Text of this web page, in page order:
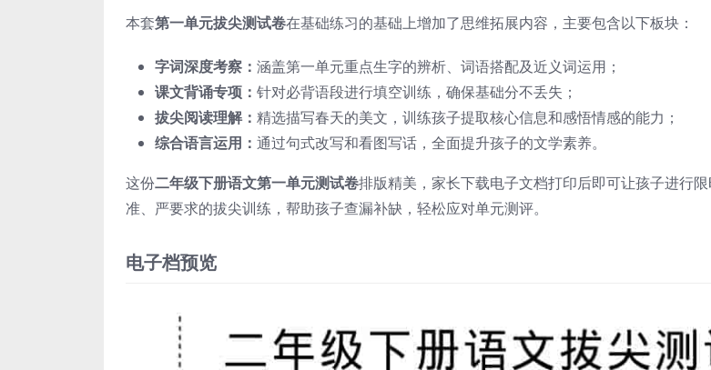
本套第一单元拔尖测试卷在基础练习的基础上增加了思维拓展内容，主要包含以下板块：
字词深度考察： 涵盖第一单元重点生字的辨析、词语搭配及近义词运用；
课文背诵专项： 针对必背语段进行填空训练，确保基础分不丢失；
拔尖阅读理解： 精选描写春天的美文，训练孩子提取核心信息和感悟情感的能力；
综合语言运用： 通过句式改写和看图写话，全面提升孩子的文学素养。
这份二年级下册语文第一单元测试卷排版精美，家长下载电子文档打印后即可让孩子进行
准、严要求的拔尖训练，帮助孩子查漏补缺，轻松应对单元测评。
电子档预览